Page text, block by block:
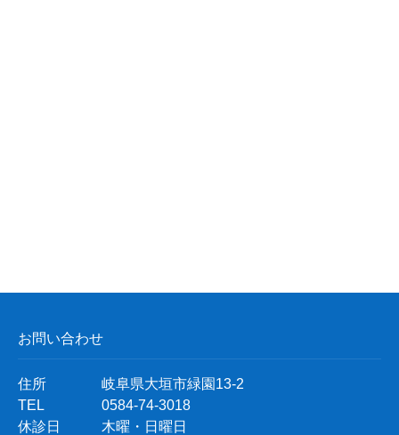
お問い合わせ
住所
岐阜県大垣市緑園13-2
TEL
0584-74-3018
休診日
木曜・日曜日